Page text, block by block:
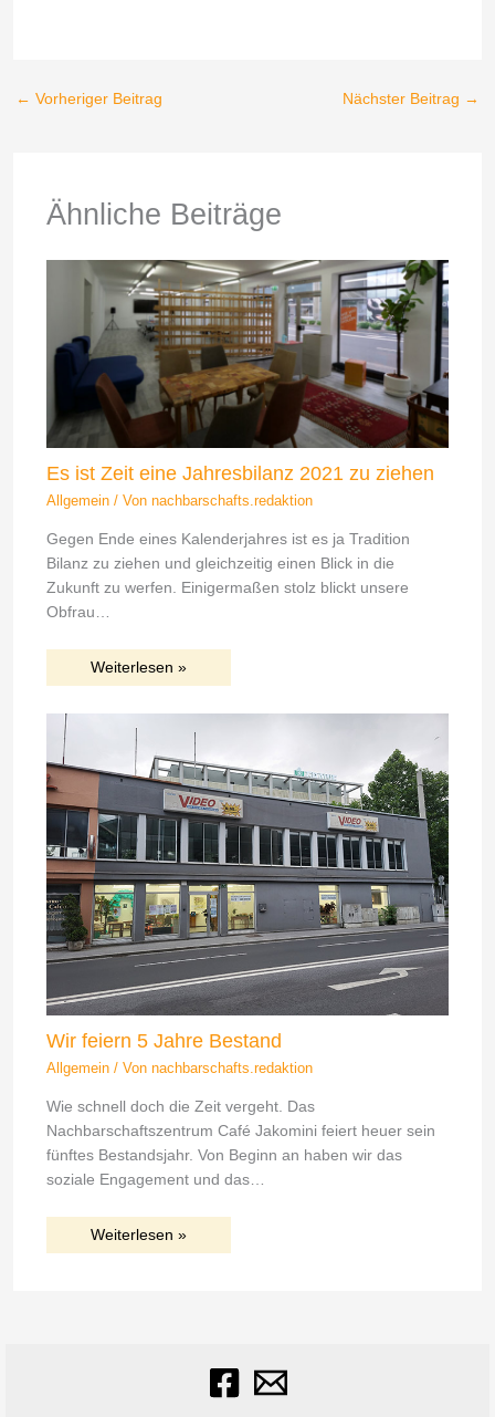
← Vorheriger Beitrag Nächster Beitrag →
Ähnliche Beiträge
Es ist Zeit eine Jahresbilanz 2021 zu ziehen
Allgemein/ Von nachbarschafts.redaktion
Gegen Ende eines Kalenderjahres ist es ja Tradition
Bilanz zu ziehen und gleichzeitig einen Blick in die
Zukunft zu werfen. Einigermaßen stolz blickt unsere
Obfrau…
Weiterlesen »
Wir feiern 5 Jahre Bestand
Allgemein/ Von nachbarschafts.redaktion
Wie schnell doch die Zeit vergeht. Das
Nachbarschaftszentrum Café Jakomini feiert heuer sein
fünftes Bestandsjahr. Von Beginn an haben wir das
soziale Engagement und das…
Weiterlesen »